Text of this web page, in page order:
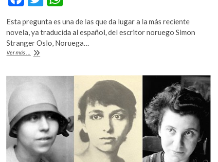
e
b
o
o
w
itt
er
at
s
p
Esta pregunta es una de las que da lugar a la más reciente
novela, ya traducida al español, del escritor noruego Simon
Stranger Oslo, Noruega…
Ver más ...
«El
los
detona
el
mal
una
persona?